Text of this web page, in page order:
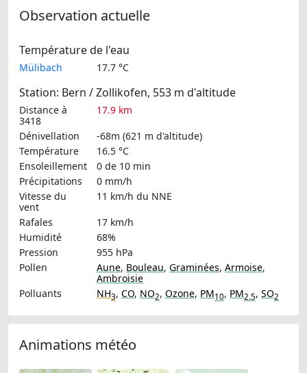
Observation actuelle
Température de l'eau
Mülibach 17.7 °C
Station: Bern / Zollikofen, 553 m d'altitude
Distance à
3418
17.9 km
Dénivellation
-68m (621 m d'altitude)
Température
16.5 °C
Ensoleillement
0 de 10 min
Précipitations
0 mm/h
Vitesse du
vent
11 km/h du NNE
Rafales
17 km/h
Humidité
68%
Pression
955 hPa
Pollen
Aune, Bouleau, Graminées, Armoise,
Ambroisie
Polluants
NH3, CO, NO2, Ozone, PM10, PM2.5, SO2
Animations météo